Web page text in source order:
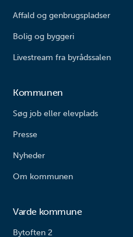
Affald og genbrugspladser
Bolig og byggeri
Livestream fra byrådssalen
Kommunen
Søg job eller elevplads
Presse
Nyheder
Om kommunen
Varde kommune
Bytoften 2